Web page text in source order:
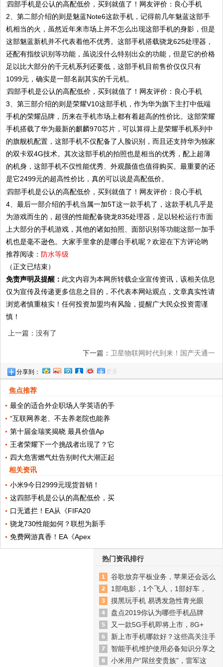
2、第二部介绍的则是魅蓝Note6这款手机，记得前几年魅蓝这部手
机相当的火，虽然近年来市场上并不怎么出现这部手机的身影，但是
这部魅蓝新机并不代表着他不优秀。这部手机搭载骁龙625处理器，
还配有指纹识别等功能，虽说没什么特别出众的功能，但是它的价格
足以比大部分的千元机系列还要低，这部手机目前售价仅仅只有
1099元，确实是一部名副其实的千元机。
3、第三部介绍的则是荣耀V10这部手机，作为华为旗下主打中低端
手机的荣耀品牌，历来在手机市场上都有着超高的性价比。这部荣耀
手机搭载了华为最新的麒麟970芯片，可以算得上是荣耀手机系列中
的旗舰机配置，这部手机不仅配备了人脸识别，而且还支持华为独家
的双卡双4G技术。其次这部手机的拍照也是相当的优秀，配上超薄
的机身，这部手机不仅性能优秀、外观颜值也值得购买。最重要的还
是它2499元的超高性价比，真的可以说是高配低价。
4、最后一部介绍的手机当属一加5T这一款手机了，这款手机几乎是
为游戏而生的，超强的性能配备骁龙835处理器，足以轻松运行市面
上大部分的手机游戏，其他的诸如拍照、面部识别等功能这部一加手
机也是毫不逊色。大家手里拿的是哪台手机呢？欢迎在下方评论哟
推荐阅读： 防水等级
（正文已结束）
免责声明及提醒： 此文内容为本网所转载企业宣传资讯，该相关信息
仅为宣传及传递更多信息之目的，不代表本网站观点，文章真实性请
浏览者慎重核实！任何投资加盟均有风险，提醒广大民众投资需谨
慎！
上一篇：没有了
下一篇： 卫星物联网时代到来！国产天通一
号卫星上网已开通，再无网络盲区
分享到： 更多
焦点推荐
最全的适合外企职场人学英语的手
“互联网养老、不去养老院也能养
第十届金瑞奖揭晓 最具价值Ap
王者荣耀下一个挑战者出现了？它
四大危害燃气灶告别时代大潮正起
相关资讯
小米9今日2999元现货首销！
这四部手机是公认的高配低价，买
口无遮拦！EA从《FIFA20
骁龙730性能如何？联想为新手
免费网游真香！EA《Apex
热门资讯排行
谷歌放弃平板业务，苹果还会远么
1部电影，1个飞人，1部好车，
摸黑玩手机 易诱发急性青光眼
盘点2019你认为哪些手机品牌
又一款5G手机即将上市，8G+
新上市手机哪款好？这些高关注手
智能手机维护使用必备知识分享之
小米用户“屌丝变贵族”，雷军这